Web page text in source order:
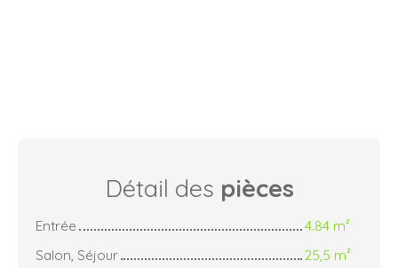
Détail des pièces
Entrée
4.84 m²
Salon, Séjour
25,5 m²